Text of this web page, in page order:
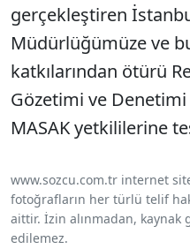
gerçekleştiren
Müdürlüğümüze ve
katkılarından ötürü
Gözetimi ve
MASAK yetkililerine
www.sozcu.com.tr internet
fotoğrafların her türlü telif
aittir. İzin alınmadan, kaynak
edilemez.